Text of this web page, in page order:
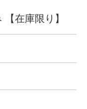
在庫限り】